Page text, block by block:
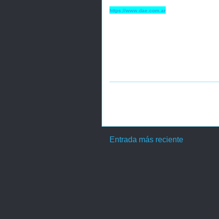
https://www.dae.com.ar
Entrada más reciente